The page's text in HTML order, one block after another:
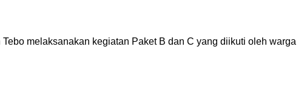
melaksanakan kegiatan Paket B dan C yang diikuti oleh warga